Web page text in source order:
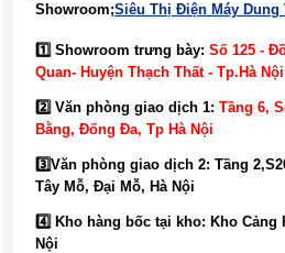
Showroom;Siêu Thị Điện Máy Dung
1️⃣ Showroom trưng bày: Số 125 -
Quan- Huyện Thạch Thất - Tp.Hà Nội
2️⃣ Văn phòng giao dịch 1: Tầng 6,
Bằng, Đống Đa, Tp Hà Nội
3️⃣Văn phòng giao dịch 2: Tầng
Tây Mỗ, Đại Mỗ, Hà Nội
4️⃣ Kho hàng bốc tại kho: Kho Cảng
Nội